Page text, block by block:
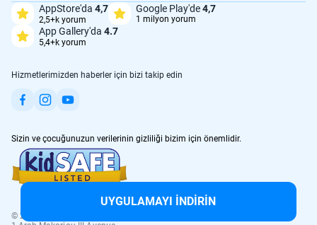
UYGULAMAYI İNDİRİN
Hizmetlerimizden haberler için bizi takip edin
© 2017 -
Sizin ve çocuğunuzun verilerinin gizliliği bizim için önemlidir.
AppStore'da 4,7
2,5+k yorum
Google Play'de4,7
1 milyon yorum
App Gallery'da 4.7
5,4+k yorum